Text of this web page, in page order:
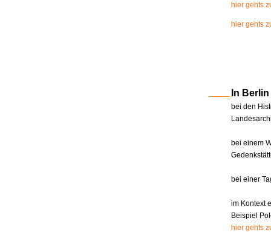
hier gehts
hier gehts
In
bei den
bei einem
bei einer
im Kontext
Beispiel
hier gehts